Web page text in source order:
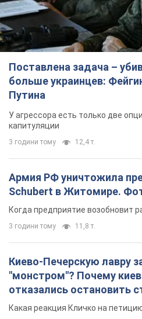
Поставлена задача –
больше украинцев:
Путина
У агрессора есть только две
капитуляции
3 години тому 12,4 т.
Армия РФ уничтожила
Schubert в Житомире.
Когда предприятие возобновит
3 години тому 11,8 т.
Киево-Печерскую лавру
"монстром"? Почему
отказались остановить
небоскреба
Какая реакция Кличко на